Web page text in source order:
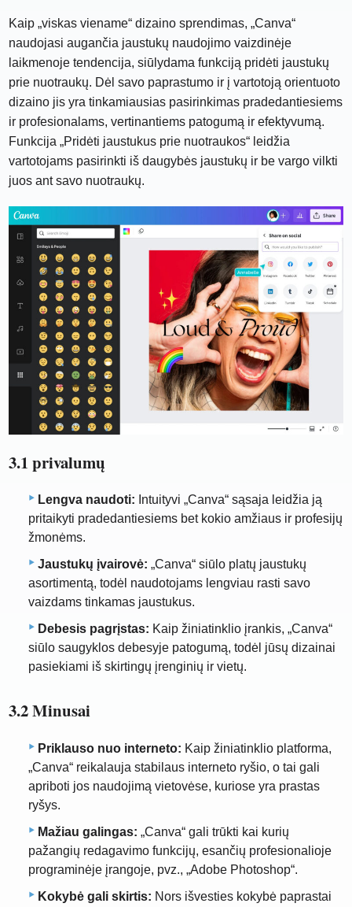
Kaip „viskas viename“ dizaino sprendimas, „Canva“
naudojasi augančia jaustukų naudojimo vaizdinėje
laikmenoje tendencija, siūlydama funkciją pridėti jaustukų
prie nuotraukų. Dėl savo paprastumo ir į vartotoją orientuoto
dizaino jis yra tinkamiausias pasirinkimas pradedantiesiems
ir profesionalams, vertinantiems patogumą ir efektyvumą.
Funkcija „Pridėti jaustukus prie nuotraukos“ leidžia
vartotojams pasirinkti iš daugybės jaustukų ir be vargo vilkti
juos ant savo nuotraukų.
3.1 privalumų
Lengva naudoti: Intuityvi „Canva“ sąsaja leidžia ją
pritaikyti pradedantiesiems bet kokio amžiaus ir profesijų
žmonėms.
Jaustukų įvairovė: „Canva“ siūlo platų jaustukų
asortimentą, todėl naudotojams lengviau rasti savo
vaizdams tinkamas jaustukus.
Debesis pagrįstas: Kaip žiniatinklio įrankis, „Canva“
siūlo saugyklos debesyje patogumą, todėl jūsų dizainai
pasiekiami iš skirtingų įrenginių ir vietų.
3.2 Minusai
Priklauso nuo interneto: Kaip žiniatinklio platforma,
„Canva“ reikalauja stabilaus interneto ryšio, o tai gali
apriboti jos naudojimą vietovėse, kuriose yra prastas
ryšys.
Mažiau galingas: „Canva“ gali trūkti kai kurių
pažangių redagavimo funkcijų, esančių profesionalioje
programinėje įrangoje, pvz., „Adobe Photoshop“.
Kokybė gali skirtis: Nors išvesties kokybė paprastai